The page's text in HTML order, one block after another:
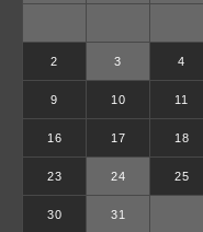
2 3 4
9 10 11
16 17 18
23 24 25
30 31